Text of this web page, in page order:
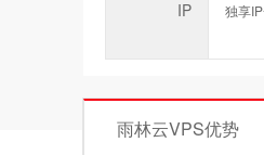
IP 独享
雨林云VPS优势